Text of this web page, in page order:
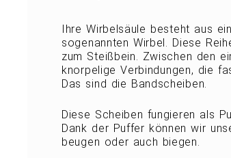
Ihre Wirbelsäule besteht aus
sogenannten Wirbel. Diese
zum Steißbein. Zwischen den
knorpelige Verbindungen, die
Das sind die Bandscheiben.
Diese Scheiben fungieren als
Dank der Puffer können wir
beugen oder auch biegen.